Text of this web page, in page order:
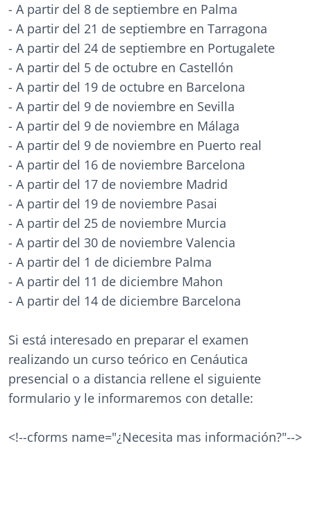
- A partir del 8 de septiembre en Palma
- A partir del 21 de septiembre en Tarragona
- A partir del 24 de septiembre en Portugalete
- A partir del 5 de octubre en Castellón
- A partir del 19 de octubre en Barcelona
- A partir del 9 de noviembre en Sevilla
- A partir del 9 de noviembre en Málaga
- A partir del 9 de noviembre en Puerto real
- A partir del 16 de noviembre Barcelona
- A partir del 17 de noviembre Madrid
- A partir del 19 de noviembre Pasai
- A partir del 25 de noviembre Murcia
- A partir del 30 de noviembre Valencia
- A partir del 1 de diciembre Palma
- A partir del 11 de diciembre Mahon
- A partir del 14 de diciembre Barcelona
Si está interesado en preparar el examen
realizando un curso teórico en Cenáutica
presencial o a distancia rellene el siguiente
formulario y le informaremos con detalle:
<!--cforms name="¿Necesita mas información?"-->